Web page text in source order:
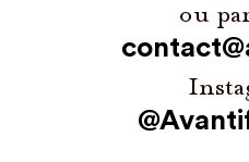
ou